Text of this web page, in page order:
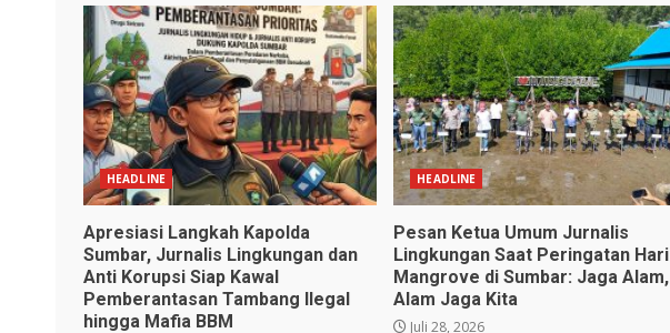
HEADLINE
Apresiasi Langkah Kapolda
Sumbar, Jurnalis Lingkungan dan
Anti Korupsi Siap Kawal
Pemberantasan Tambang Ilegal
hingga Mafia BBM
HEADLINE
Pesan Ketua Umum Jurnalis
Lingkungan Saat Peringatan Hari
Mangrove di Sumbar: Jaga Alam,
Alam Jaga Kita
Juli 28, 2026